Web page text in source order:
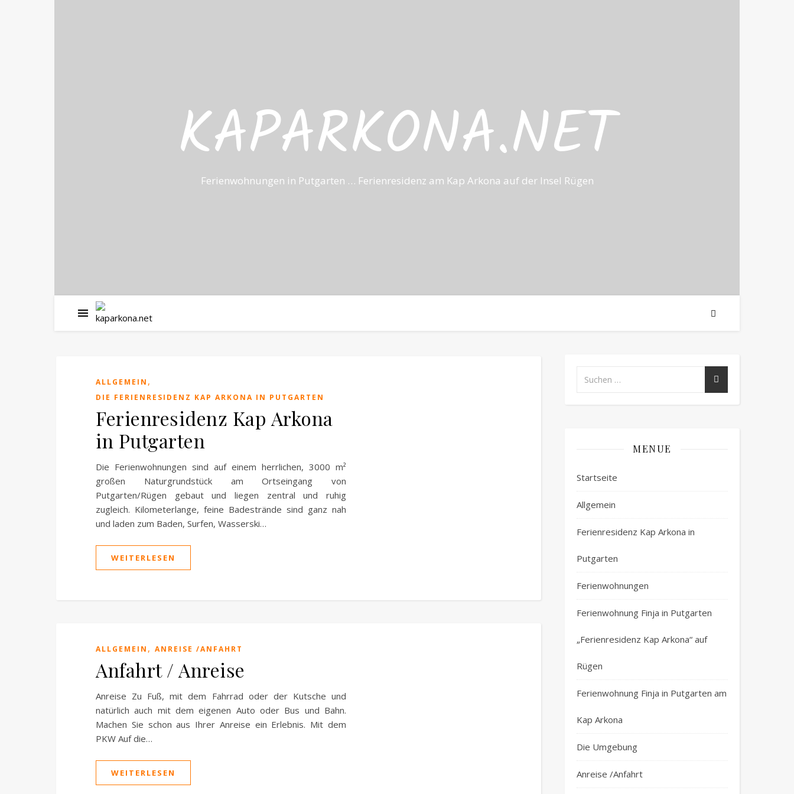
KAPARKONA.NET
Ferienwohnungen in Putgarten … Ferienresidenz am Kap Arkona auf der Insel Rügen
ALLGEMEIN ,
DIE FERIENRESIDENZ KAP ARKONA IN PUTGARTEN
Ferienresidenz Kap Arkona
in Putgarten
Die Ferienwohnungen sind auf einem herrlichen, 3000 m²
großen Naturgrundstück am Ortseingang von
Putgarten/Rügen gebaut und liegen zentral und ruhig
zugleich. Kilometerlange, feine Badestrände sind ganz nah
und laden zum Baden, Surfen, Wasserski…
WEITERLESEN
ALLGEMEIN , ANREISE /ANFAHRT
Anfahrt / Anreise
Anreise Zu Fuß, mit dem Fahrrad oder der Kutsche und
natürlich auch mit dem eigenen Auto oder Bus und Bahn.
Machen Sie schon aus Ihrer Anreise ein Erlebnis. Mit dem
PKW Auf die…
WEITERLESEN
MENUE
Startseite
Allgemein
Ferienresidenz Kap Arkona in
Putgarten
Ferienwohnungen
Ferienwohnung Finja in Putgarten
„Ferienresidenz Kap Arkona“ auf
Rügen
Ferienwohnung Finja in Putgarten am
Kap Arkona
Die Umgebung
Anreise /Anfahrt